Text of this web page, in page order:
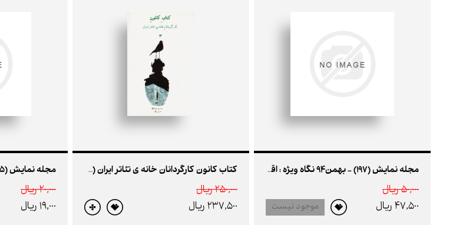
مجله نمایش (197) - بهمن94 نگاه ویژه : اقتباس در تئاتر
50,000 ريال
47,500 ريال
موجود نیست
کتاب کانون کارگردانان خانه ی تئاتر ایران (3)
250,000 ريال
237,500 ريال
مجله نمایش (155)(ویژه تئاتر و موسیقی)
20,000 ريال
19,000 ريال